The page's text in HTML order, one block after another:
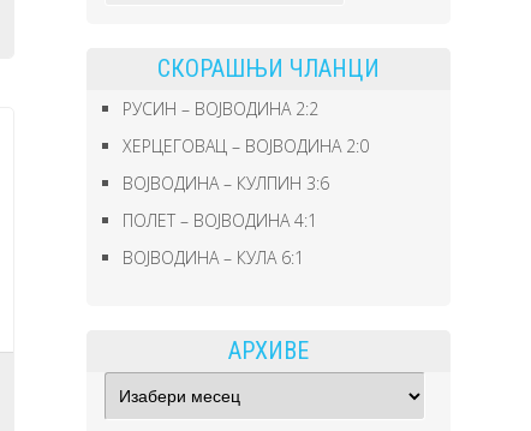
СКОРАШЊИ ЧЛАНЦИ
РУСИН – ВОЈВОДИНА 2:2
ХЕРЦЕГОВАЦ – ВОЈВОДИНА 2:0
ВОЈВОДИНА – КУЛПИН 3:6
ПОЛЕТ – ВОЈВОДИНА 4:1
ВОЈВОДИНА – КУЛА 6:1
АРХИВЕ